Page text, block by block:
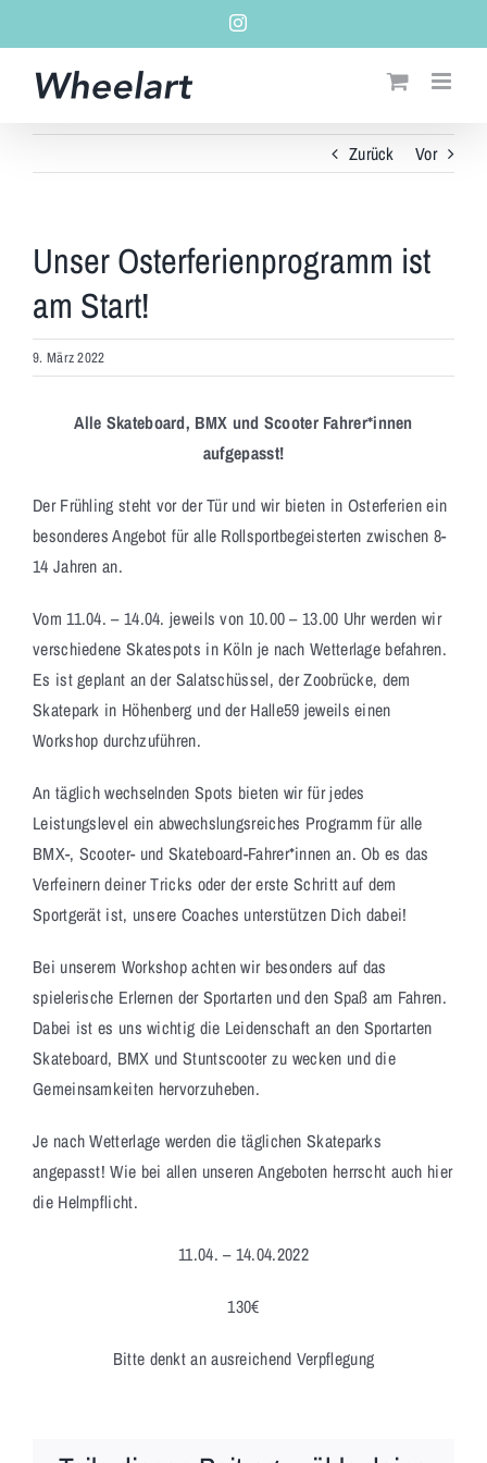
Inhalt
springen
Instagram
Zurück Vor
Unser Osterferienprogramm ist
am Start!
9. März 2022
Alle Skateboard, BMX und Scooter Fahrer*innen
aufgepasst!
Der Frühling steht vor der Tür und wir bieten in Osterferien ein
besonderes Angebot für alle Rollsportbegeisterten zwischen 8-
14 Jahren an.
Vom 11.04. – 14.04. jeweils von 10.00 – 13.00 Uhr werden wir
verschiedene Skatespots in Köln je nach Wetterlage befahren.
Es ist geplant an der Salatschüssel, der Zoobrücke, dem
Skatepark in Höhenberg und der Halle59 jeweils einen
Workshop durchzuführen.
An täglich wechselnden Spots bieten wir für jedes
Leistungslevel ein abwechslungsreiches Programm für alle
BMX-, Scooter- und Skateboard-Fahrer*innen an. Ob es das
Verfeinern deiner Tricks oder der erste Schritt auf dem
Sportgerät ist, unsere Coaches unterstützen Dich dabei!
Bei unserem Workshop achten wir besonders auf das
spielerische Erlernen der Sportarten und den Spaß am Fahren.
Dabei ist es uns wichtig die Leidenschaft an den Sportarten
Skateboard, BMX und Stuntscooter zu wecken und die
Gemeinsamkeiten hervorzuheben.
Je nach Wetterlage werden die täglichen Skateparks
angepasst! Wie bei allen unseren Angeboten herrscht auch hier
die Helmpflicht.
11.04. – 14.04.2022
130€
Bitte denkt an ausreichend Verpflegung